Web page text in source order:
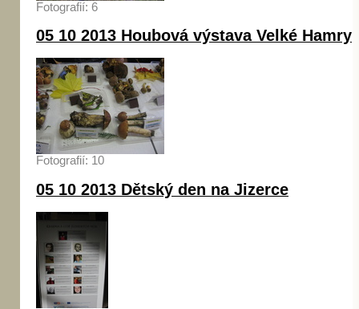
Fotografií: 6
05 10 2013 Houbová výstava Velké Hamry
Fotografií: 10
05 10 2013 Dětský den na Jizerce